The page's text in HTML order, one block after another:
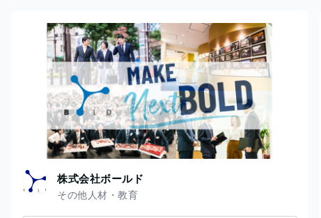
株式会社ボールド
その他人材・教育